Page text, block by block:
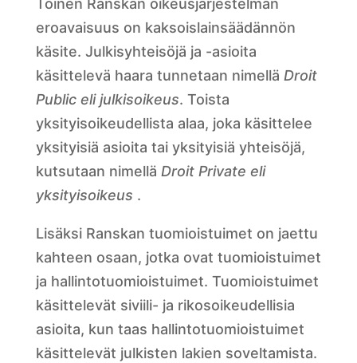
Toinen Ranskan oikeusjärjestelmän
eroavaisuus on kaksoislainsäädännön
käsite. Julkisyhteisöjä ja -asioita
käsittelevä haara tunnetaan nimellä Droit
Public eli julkisoikeus. Toista
yksityisoikeudellista alaa, joka käsittelee
yksityisiä asioita tai yksityisiä yhteisöjä,
kutsutaan nimellä Droit Private eli
yksityisoikeus .
Lisäksi Ranskan tuomioistuimet on jaettu
kahteen osaan, jotka ovat tuomioistuimet
ja hallintotuomioistuimet. Tuomioistuimet
käsittelevät siviili- ja rikosoikeudellisia
asioita, kun taas hallintotuomioistuimet
käsittelevät julkisten lakien soveltamista.